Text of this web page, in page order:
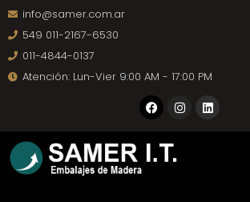
info@samer.com.ar
549 011-2167-6530
011-4844-0137
Atención: Lun-Vier 9:00 AM - 17:00 PM